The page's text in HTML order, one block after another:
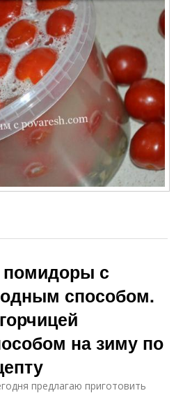
помидоры с
способом.
на зиму по
предлагаю приготовить